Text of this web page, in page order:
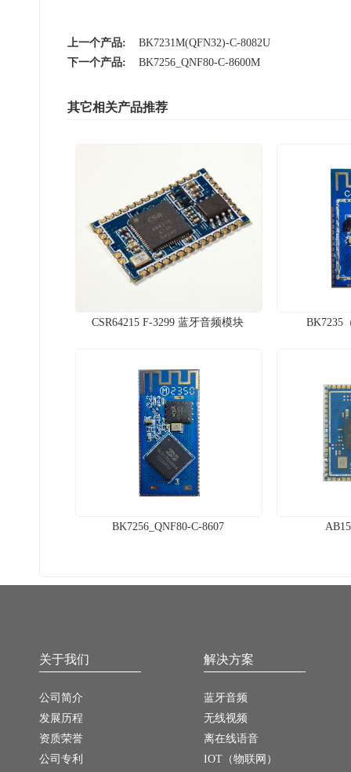
上一个产品:
BK7231M(QFN32)-C-8082U
下一个产品:
BK7256_QNF80-C-8600M
其它相关产品推荐
CSR64215 F-3299 蓝牙音频模块 BK7235
BK7256_QNF80-C-8607
关于我们
公司简介
发展历程
资质荣誉
公司专利
解决方案
蓝牙音频
无线视频
离在线语音
IOT（物联网）